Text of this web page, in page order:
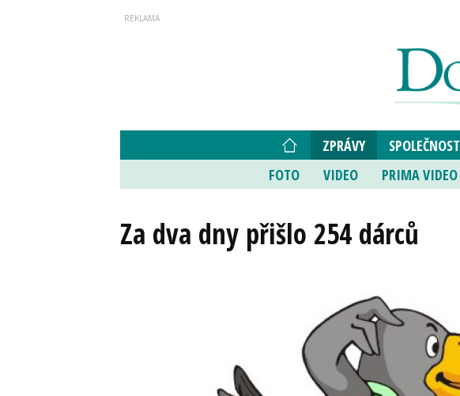
ZPRÁVY SPOLEČNOST
FOTO
VIDEO PRIMA VIDEO
Za dva dny přišlo 254 dárců